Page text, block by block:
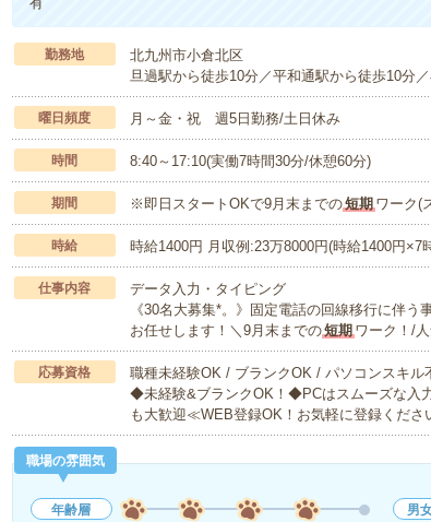
勤務地
北九州市小倉北区
旦過駅から徒歩10分／平和通駅から徒歩10分
曜日頻度 月～金・祝 週5日勤務/土日休み
時間 8:40～17:10(実働7時間30分/休憩60分)
期間 ※即日スタートOKで9月末までの短期ワーク(
時給 時給1400円 月収例:23万8000円(時給1400円×7
仕事内容
データ入力・タイピング
《30名大募集*。》固定電話の回線移行に伴
お任せします！＼9月末までの短期ワーク！/
応募資格
職種未経験OK / ブランクOK / パソコンスキル
◆未経験&ブランクOK！◆PCはスムーズな入
も大歓迎≪WEB登録OK！お気軽に登録くだ
職場の雰囲気
年齢層
男